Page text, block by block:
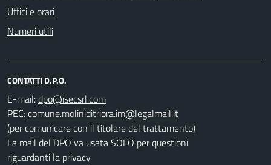
Uffici e orari
Numeri utili
CONTATTI D.P.O.
E-mail:
PEC:
(per comunicare con il titolare del trattamento)
La mail del DPO va usata SOLO per questioni
riguardanti la privacy